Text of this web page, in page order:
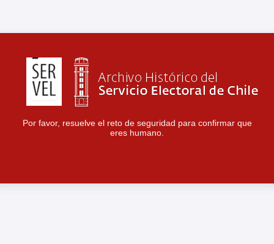
Por favor, resuelve el reto de seguridad para confirmar que
eres humano.